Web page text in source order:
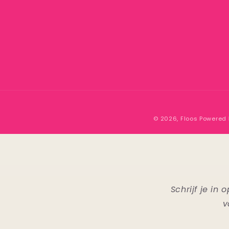
© 2026, Floos Powered
Schrijf je in